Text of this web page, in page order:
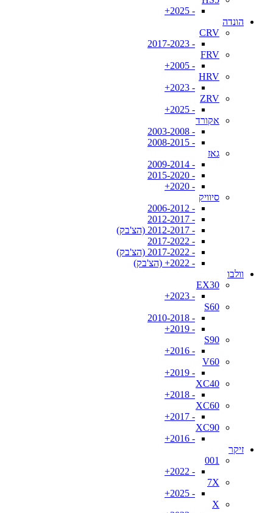
- 2025+
הונדה
CRV
- 2017-2023
FRV
- 2005+
HRV
- 2023+
ZRV
- 2025+
אקורד
- 2003-2008
- 2008-2015
גאז
- 2009-2014
- 2015-2020
- 2020+
סיוויק
- 2006-2012
- 2012-2017
- 2012-2017 (הצ'בק)
- 2017-2022
- 2017-2022 (הצ'בק)
- 2022+ (הצ'בק)
וולבו
EX30
- 2023+
S60
- 2010-2018
- 2019+
S90
- 2016+
V60
- 2019+
XC40
- 2018+
XC60
- 2017+
XC90
- 2016+
זיקר
001
- 2022+
7X
- 2025+
X